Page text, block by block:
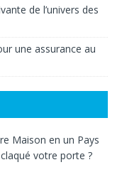
de l’univers des
une assurance au
Maison en un Pays
votre porte ?